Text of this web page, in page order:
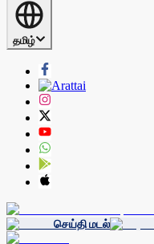
தமிழ்
செய்தி மடல்